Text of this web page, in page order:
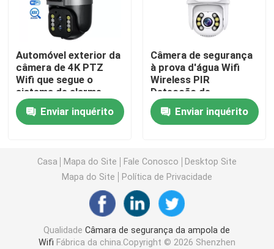
Câmeras de segurança interna internas
câmera 4G solar
Câmera solar de Wifi
Câmera sem fio do IP
Câmera sem fio esperta de Wifi
Câmera de PTZ exterior
Automóvel exterior da
câmera de 4K PTZ
Wifi que segue o
sistema de alarme
seguro da casa
Enviar inquérito
Câmera de segurança
à prova d'água Wifi
Wireless PIR
Detecção de
movimento Câmera de
vigilância de circuito
fechado
Enviar inquérito
Casa Mapa do Site Fale Conosco
Desktop Site
Mapa do Site
Política de Privacidade
QualidadeCâmara de segurança da ampola de
Wifi Fábrica da china.Copyright © 2026 Shenzhen